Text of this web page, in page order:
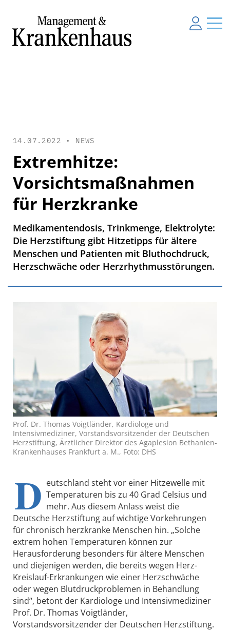
14.07.2022 • NEWS
Extremhitze:
Vorsichtsmaßnahmen
für Herzkranke
Medikamentendosis, Trinkmenge, Elektrolyte:
Die Herzstiftung gibt Hitzetipps für ältere
Menschen und Patienten mit Bluthochdruck,
Herzschwäche oder Herzrhythmusstörungen.
Prof. Dr. Thomas Voigtländer, Kardiologe und
Intensivmediziner, Vorstandsvorsitzender der Deutschen
Herzstiftung, Ärztlicher Direktor des Agaplesion Bethanien-
Krankenhauses Frankfurt a. M., Foto: DHS
D eutschland steht vor einer Hitzewelle mit
Temperaturen bis zu 40 Grad Celsius und
mehr. Aus diesem Anlass weist die
Deutsche Herzstiftung auf wichtige Vorkehrungen
für chronisch herzkranke Menschen hin. „Solche
extrem hohen Temperaturen können zur
Herausforderung besonders für ältere Menschen
und diejenigen werden, die bereits wegen Herz-
Kreislauf-Erkrankungen wie einer Herzschwäche
oder wegen Blutdruckproblemen in Behandlung
sind“, betont der Kardiologe und Intensivmediziner
Prof. Dr. Thomas Voigtländer,
Vorstandsvorsitzender der Deutschen Herzstiftung.